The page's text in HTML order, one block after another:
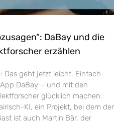
DaBay und die
erzählen
Das geht jetzt leicht. Einfach
DaBay – und mit den
glücklich machen.
KI, ein Projekt, bei dem der
ist auch Martin Bär, der